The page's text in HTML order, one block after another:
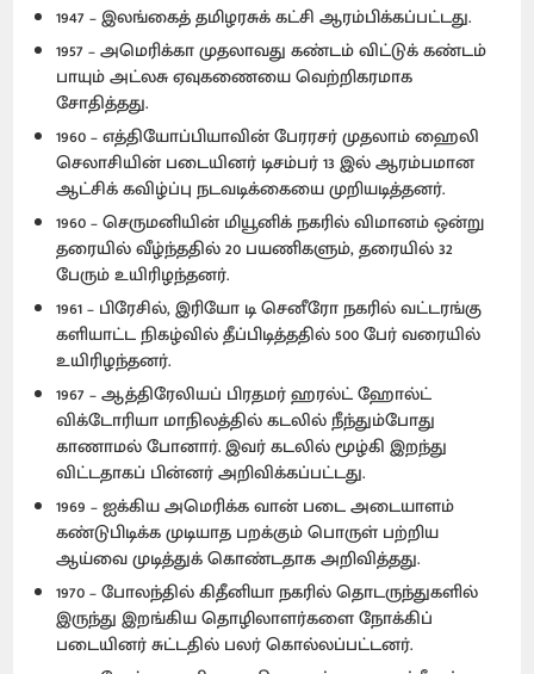
1947 – இலங்கைத் தமிழரசுக் கட்சி ஆரம்பிக்கப்பட்டது.
1957 – அமெரிக்கா முதலாவது கண்டம் விட்டுக் கண்டம்
பாயும் அட்லசு ஏவுகணையை வெற்றிகரமாக
சோதித்தது.
1960 – எத்தியோப்பியாவின் பேரரசர் முதலாம் ஹைலி
செலாசியின் படையினர் டிசம்பர் 13 இல் ஆரம்பமான
ஆட்சிக் கவிழ்ப்பு நடவடிக்கையை முறியடித்தனர்.
1960 – செருமனியின் மியூனிக் நகரில் விமானம் ஒன்று
தரையில் வீழ்ந்ததில் 20 பயணிகளும், தரையில் 32
பேரும் உயிரிழந்தனர்.
1961 – பிரேசில், இரியோ டி செனீரோ நகரில் வட்டரங்கு
களியாட்ட நிகழ்வில் தீப்பிடித்ததில் 500 பேர் வரையில்
உயிரிழந்தனர்.
1967 – ஆத்திரேலியப் பிரதமர் ஹரல்ட் ஹோல்ட்
விக்டோரியா மாநிலத்தில் கடலில் நீந்தும்போது
காணாமல் போனார். இவர் கடலில் மூழ்கி இறந்து
விட்டதாகப் பின்னர் அறிவிக்கப்பட்டது.
1969 – ஐக்கிய அமெரிக்க வான் படை அடையாளம்
கண்டுபிடிக்க முடியாத பறக்கும் பொருள் பற்றிய
ஆய்வை முடித்துக் கொண்டதாக அறிவித்தது.
1970 – போலந்தில் கிதீனியா நகரில் தொடருந்துகளில்
இருந்து இறங்கிய தொழிலாளர்களை நோக்கிப்
படையினர் சுட்டதில் பலர் கொல்லப்பட்டனர்.